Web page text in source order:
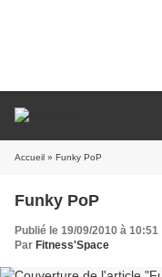
Accueil » Funky PoP
Funky PoP
Publié le 19/09/2010 à 10:51
Par Fitness'Space